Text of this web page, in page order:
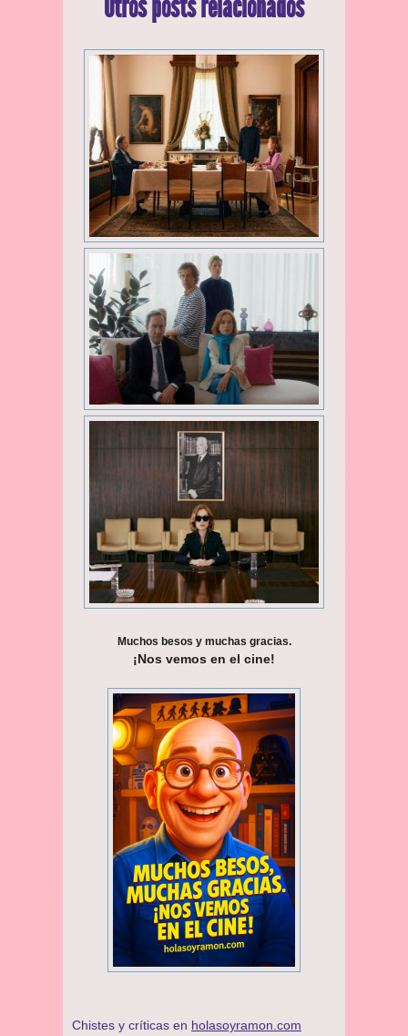
Otros posts relacionados
Muchos besos y muchas gracias.
¡Nos vemos en el cine!
Chistes y críticas en holasoyramon.com